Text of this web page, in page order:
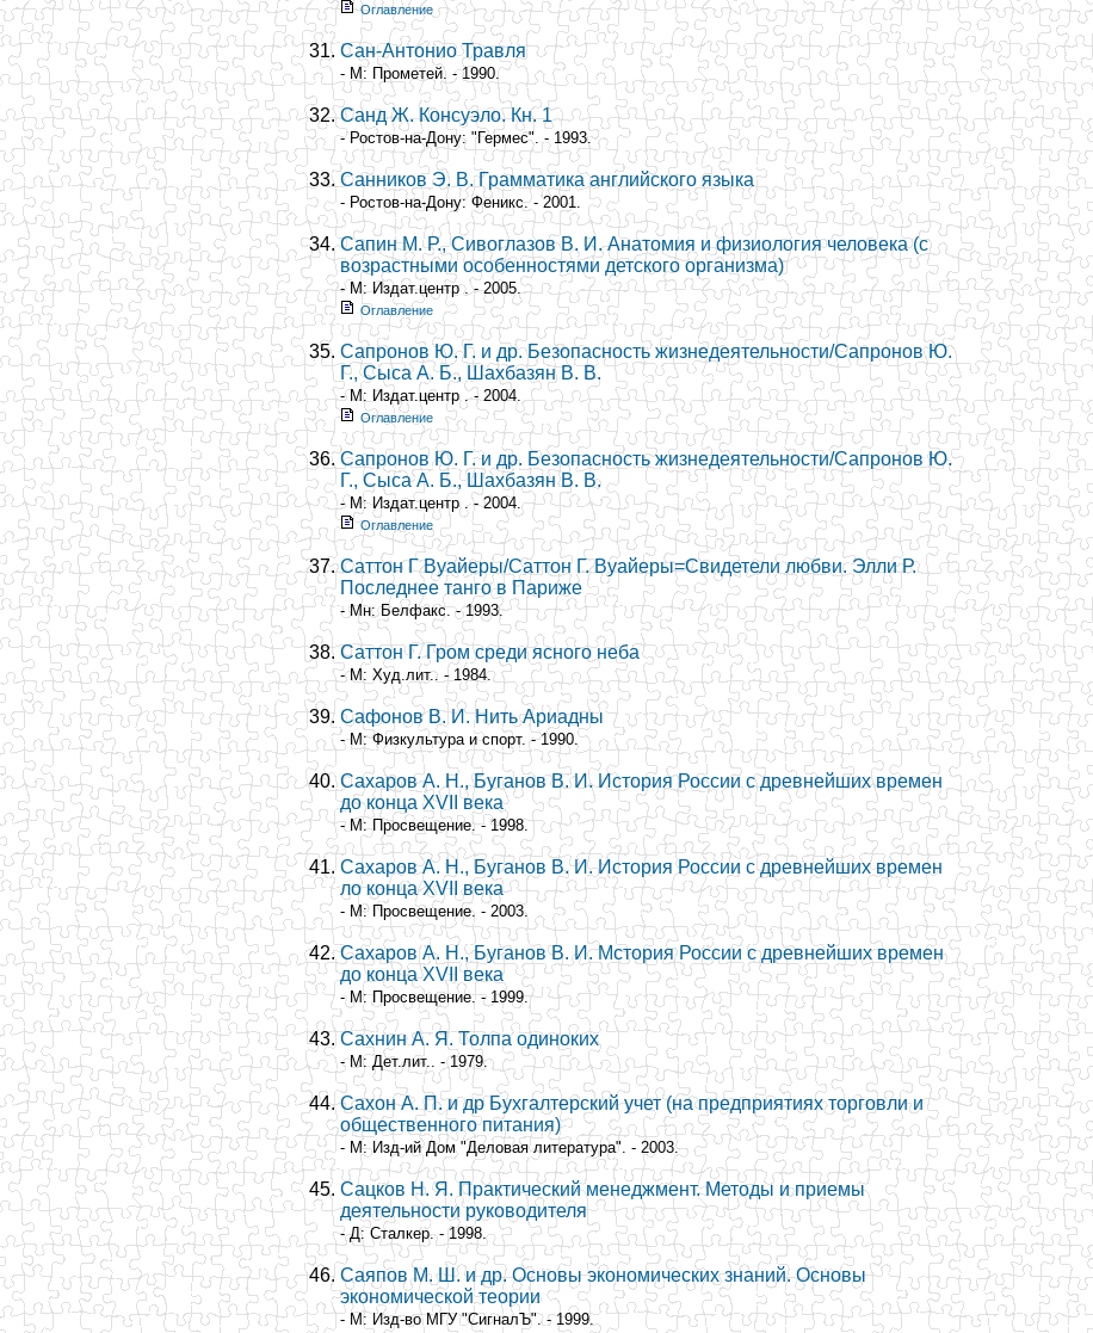
Оглавление
Сан-Антонио Травля
- М: Прометей. - 1990.
Санд Ж. Консуэло. Кн. 1
- Ростов-на-Дону: "Гермес". - 1993.
Санников Э. В. Грамматика английского языка
- Ростов-на-Дону: Феникс. - 2001.
Сапин М. Р., Сивоглазов В. И. Анатомия и физиология человека (с
возрастными особенностями детского организма)
- М: Издат.центр . - 2005.
Оглавление
Сапронов Ю. Г. и др. Безопасность жизнедеятельности/Сапронов Ю.
Г., Сыса А. Б., Шахбазян В. В.
- М: Издат.центр . - 2004.
Оглавление
Сапронов Ю. Г. и др. Безопасность жизнедеятельности/Сапронов Ю.
Г., Сыса А. Б., Шахбазян В. В.
- М: Издат.центр . - 2004.
Оглавление
Саттон Г Вуайеры/Саттон Г. Вуайеры=Свидетели любви. Элли Р.
Последнее танго в Париже
- Мн: Белфакс. - 1993.
Саттон Г. Гром среди ясного неба
- М: Худ.лит.. - 1984.
Сафонов В. И. Нить Ариадны
- М: Физкультура и спорт. - 1990.
Сахаров А. Н., Буганов В. И. История России с древнейших времен
до конца XVII века
- М: Просвещение. - 1998.
Сахаров А. Н., Буганов В. И. История России с древнейших времен
ло конца XVII века
- М: Просвещение. - 2003.
Сахаров А. Н., Буганов В. И. Мстория России с древнейших времен
до конца XVII века
- М: Просвещение. - 1999.
Сахнин А. Я. Толпа одиноких
- М: Дет.лит.. - 1979.
Сахон А. П. и др Бухгалтерский учет (на предприятиях торговли и
общественного питания)
- М: Изд-ий Дом "Деловая литература". - 2003.
Сацков Н. Я. Практический менеджмент. Методы и приемы
деятельности руководителя
- Д: Сталкер. - 1998.
Саяпов М. Ш. и др. Основы экономических знаний. Основы
экономической теории
- М: Изд-во МГУ "СигналЪ". - 1999.